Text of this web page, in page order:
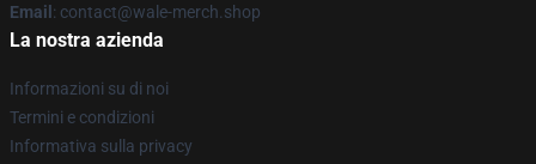
Email : contact@wale-merch.shop
La nostra azienda
Informazioni su di noi
Termini e condizioni
Informativa sulla privacy